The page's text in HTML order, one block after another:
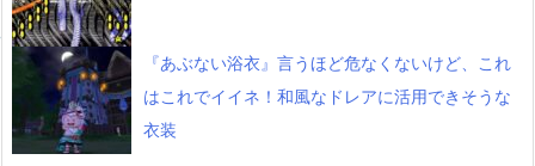
『あぶない浴衣』言うほど危なくないけど、これ
はこれでイイネ！和風なドレアに活用できそうな
衣装